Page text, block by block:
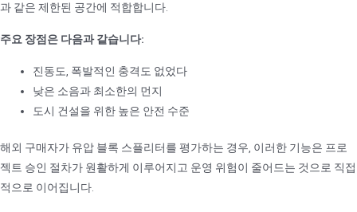
과 같은 제한된 공간에 적합합니다.
주요 장점은 다음과 같습니다:
진동도, 폭발적인 충격도 없었다
낮은 소음과 최소한의 먼지
도시 건설을 위한 높은 안전 수준
해외 구매자가 유압 블록 스플리터를 평가하는 경우, 이러한 기능은 프로
젝트 승인 절차가 원활하게 이루어지고 운영 위험이 줄어드는 것으로 직접
적으로 이어집니다.